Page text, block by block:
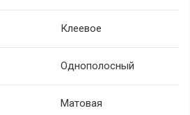
Клеевое
Однополосный
Матовая